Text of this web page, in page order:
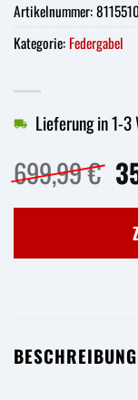
699,99€
Lieferung in 1-3
Artikelnummer:
Kategorie: Federgabel
BESCHREIBUNG